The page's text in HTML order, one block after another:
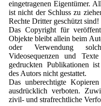
eingetragenen Eigentümer.
ist nicht der Schluss zu
Rechte Dritter geschützt sind!
Das Copyright für
Objekte bleibt allein beim
oder Verwendung
Videosequenzen und
gedruckten Publikationen
des Autors nicht gestattet.
Das unberechtigte
ausdrücklich verboten.
zivil- und strafrechtliche